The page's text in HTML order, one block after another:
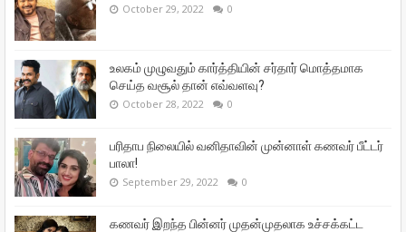
October 29, 2022 0
உலகம் முழுவதும் கார்த்தியின் சர்தார் மொத்தமாக
செய்த வசூல் தான் எவ்வளவு?
October 28, 2022 0
பரிதாப நிலையில் வனிதாவின் முன்னாள் கணவர் பீட்டர்
பாலா!
September 29, 2022 0
கணவர் இறந்த பின்னர் முதன்முதலாக உச்சக்கட்ட